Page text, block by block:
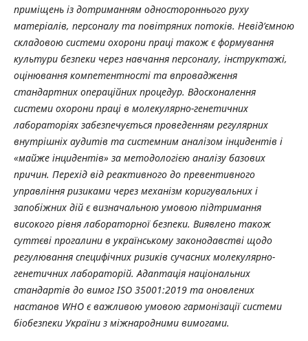
приміщень із дотриманням одностороннього руху
матеріалів, персоналу та повітряних потоків. Невід’ємною
складовою системи охорони праці також є формування
культури безпеки через навчання персоналу, інструктажі,
оцінювання компетентності та впровадження
стандартних операційних процедур. Вдосконалення
системи охорони праці в молекулярно-генетичних
лабораторіях забезпечується проведенням регулярних
внутрішніх аудитів та системним аналізом інцидентів і
«майже інцидентів» за методологією аналізу базових
причин. Перехід від реактивного до превентивного
управління ризиками через механізм коригувальних і
запобіжних дій є визначальною умовою підтримання
високого рівня лабораторної безпеки. Виявлено також
суттєві прогалини в українському законодавстві щодо
регулювання специфічних ризиків сучасних молекулярно-
генетичних лабораторій. Адаптація національних
стандартів до вимог ISO 35001:2019 та оновлених
настанов WHO є важливою умовою гармонізації системи
біобезпеки України з міжнародними вимогами.